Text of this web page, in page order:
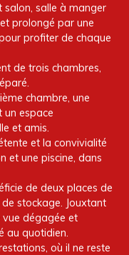
salle à manger
prolongé par une
profiter de chaque
de trois chambres,
chambre, une
un espace
et amis.
et la convivialité
et une piscine, dans
de deux places de
stockage. Jouxtant
vue dégagée et
au quotidien.
où il ne reste